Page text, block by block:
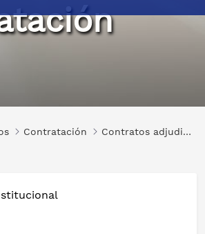
Contratación
Contratos adjudicados